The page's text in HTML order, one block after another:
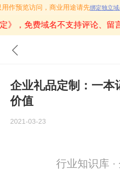
作预览访问，商业用途请先绑定独立域
》 ，免费域名不支持评论、
企业礼品定制：一本
价值
2021-03-23
行业知识库 ·